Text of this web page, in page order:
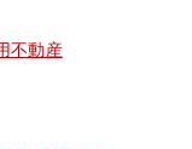
不動産